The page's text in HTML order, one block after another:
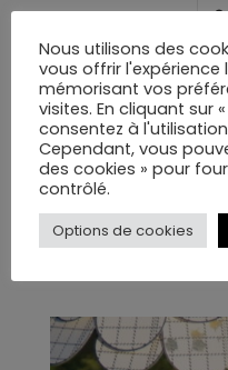
1
VOTRE PANIER
Nous utilisons des
vous offrir l'expérience
mémorisant vos
visites. En cliquant sur
consentez à
Cependant, vous
des cookies » pour
contrôlé.
Options de cookies